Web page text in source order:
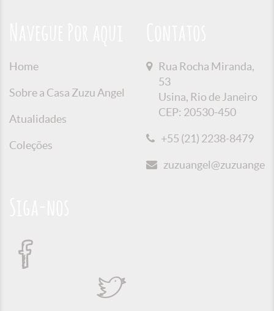
Home
Sobre a Casa Zuzu Angel
Atualidades
Coleções
Rua Rocha Miranda,
53
Usina, Rio de Janeiro
CEP: 20530-450
+55 (21) 2238-8479